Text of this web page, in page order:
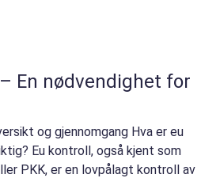
En nødvendighet for
og gjennomgang Hva er eu
Eu kontroll, også kjent som
PKK, er en lovpålagt kontroll av